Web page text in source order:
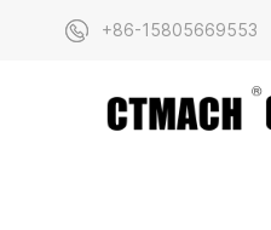
+86-15805669553